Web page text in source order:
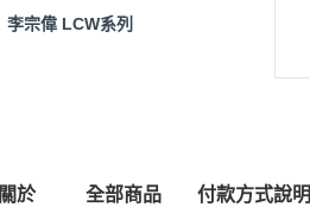
李宗偉 LCW系列
關於 全部商品 付款方式說明